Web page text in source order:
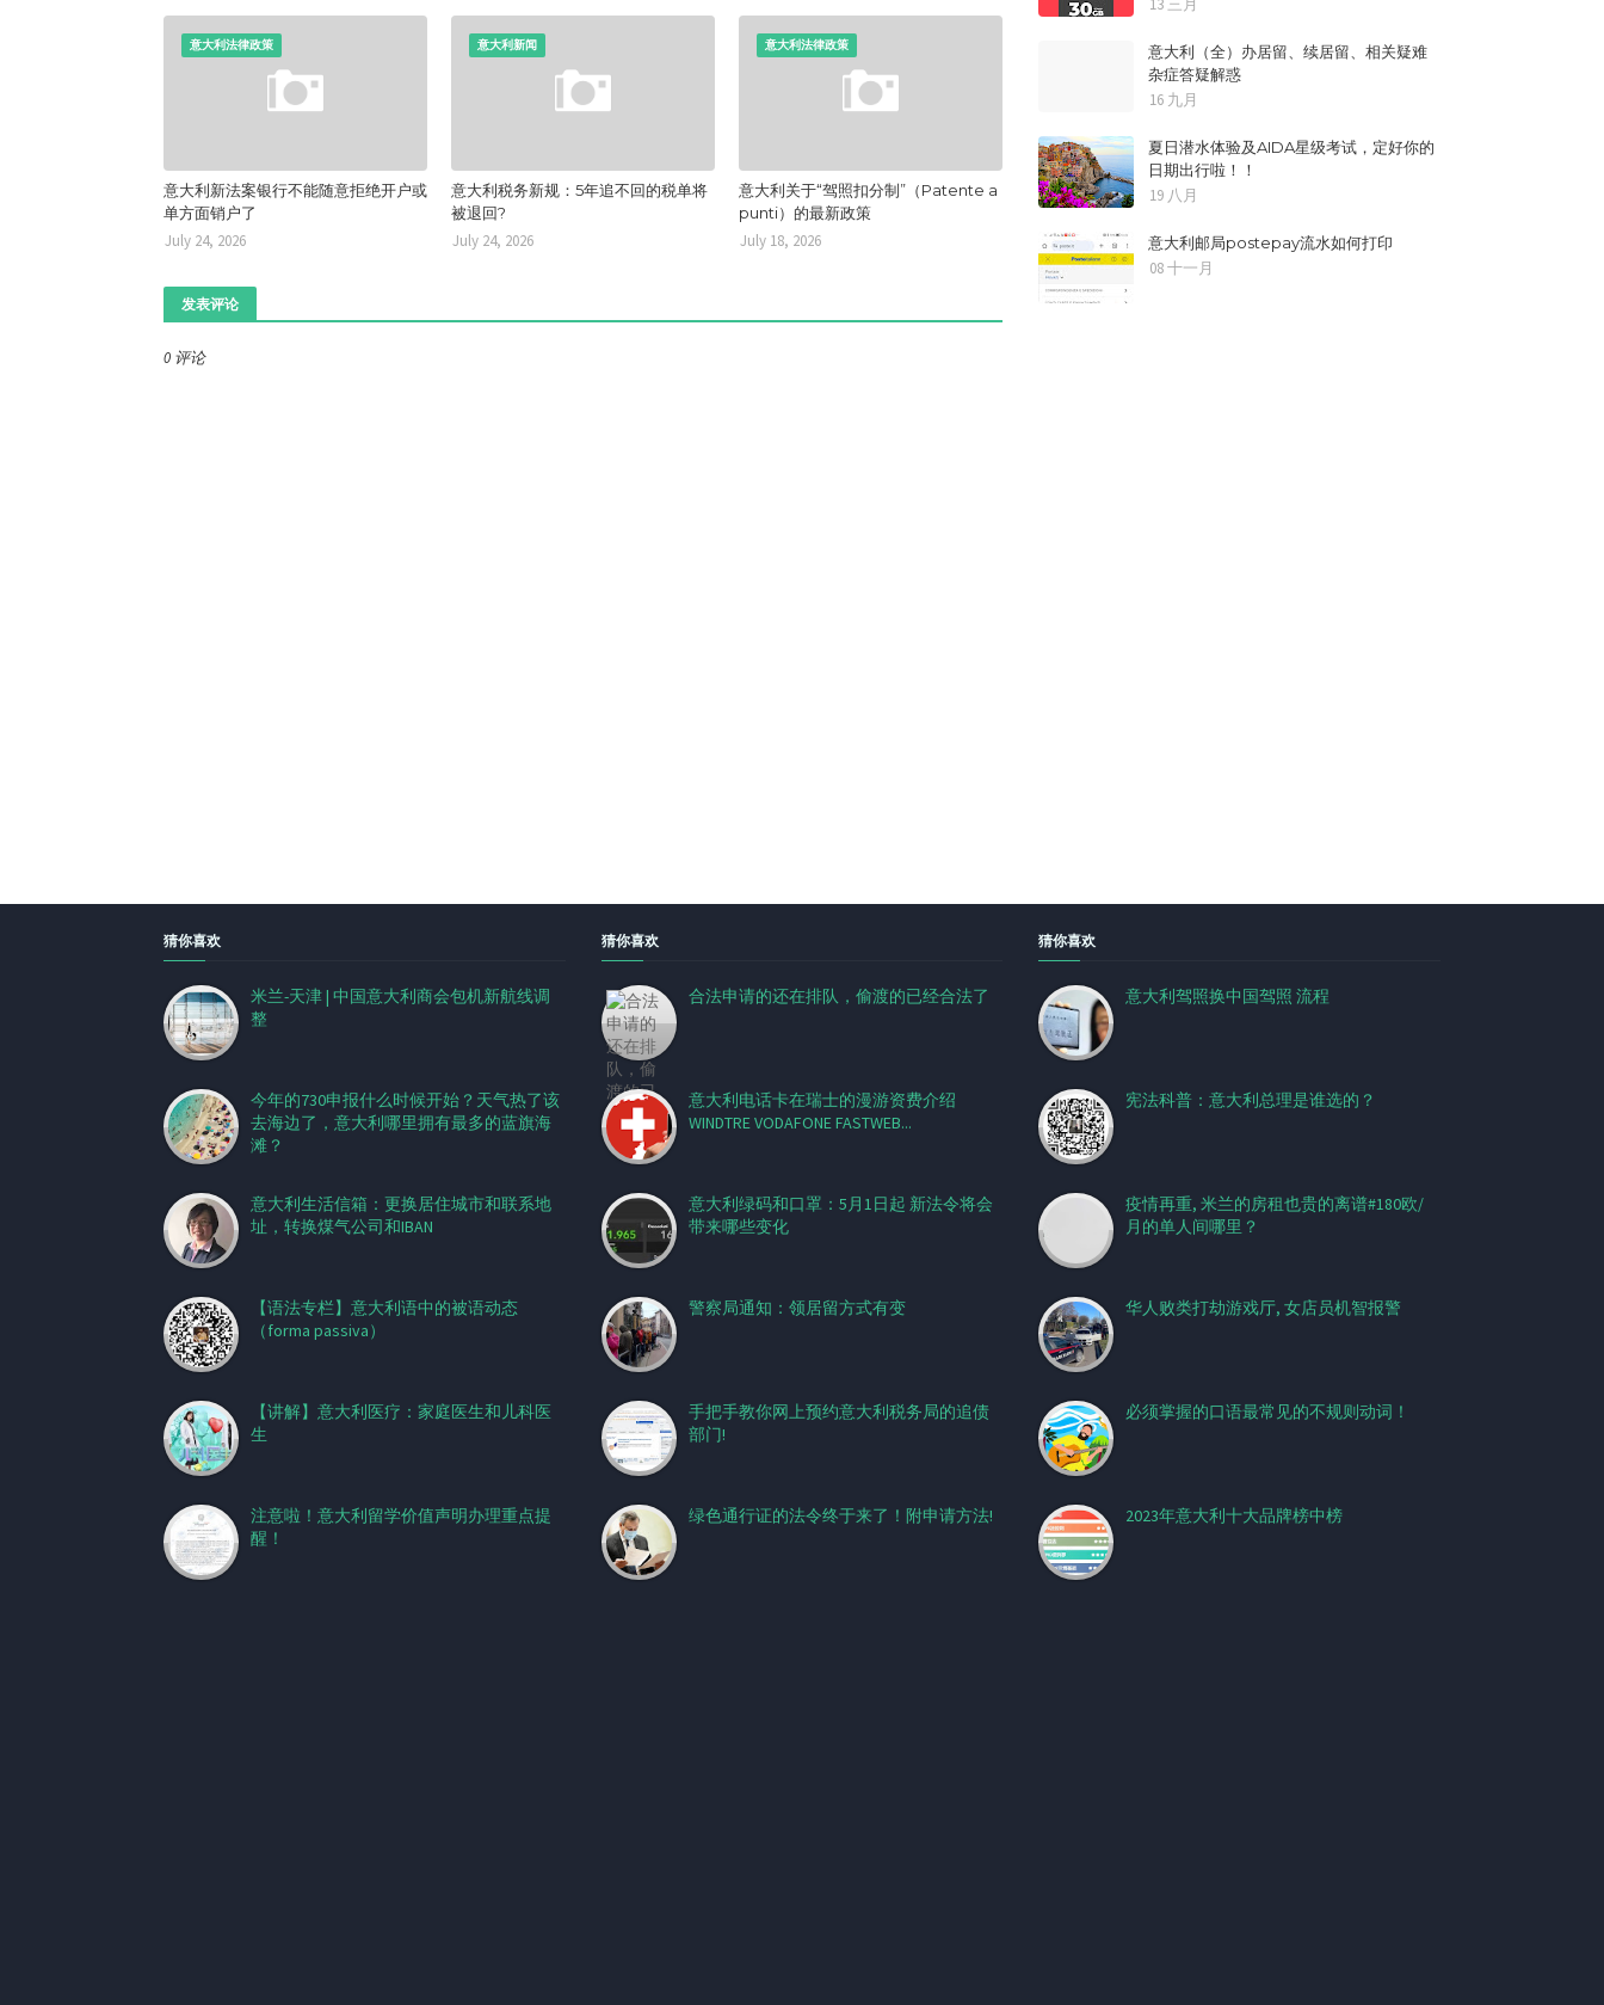
意大利法律政策
意大利新法案银行不能随意拒绝开户或
单方面销户了
July 24, 2026
意大利新闻
意大利税务新规：5年追不回的税单将
被退回?
July 24, 2026
意大利法律政策
意大利关于“驾照扣分制”（Patente a
punti）的最新政策
July 18, 2026
发表评论
0 评论
13 三月
意大利（全）办居留、续居留、相关疑难
杂症答疑解惑
16 九月
夏日潜水体验及AIDA星级考试，定好你的
日期出行啦！！
19 八月
意大利邮局postepay流水如何打印
08 十一月
猜你喜欢
米兰-天津 | 中国意大利商会包机新航线调
整
今年的730申报什么时候开始？天气热了该
去海边了，意大利哪里拥有最多的蓝旗海
滩？
意大利生活信箱：更换居住城市和联系地
址，转换煤气公司和IBAN
【语法专栏】意大利语中的被语动态
（forma passiva）
【讲解】意大利医疗：家庭医生和儿科医
生
注意啦！意大利留学价值声明办理重点提
醒！
猜你喜欢
合法申请的还在排队，偷渡的已经合法了
意大利电话卡在瑞士的漫游资费介绍
WINDTRE VODAFONE FASTWEB...
意大利绿码和口罩：5月1日起 新法令将会
带来哪些变化
警察局通知：领居留方式有变
手把手教你网上预约意大利税务局的追债
部门!
绿色通行证的法令终于来了！附申请方法!
猜你喜欢
意大利驾照换中国驾照 流程
宪法科普：意大利总理是谁选的？
疫情再重, 米兰的房租也贵的离谱#180欧/
月的单人间哪里？
华人败类打劫游戏厅, 女店员机智报警
必须掌握的口语最常见的不规则动词！
2023年意大利十大品牌榜中榜